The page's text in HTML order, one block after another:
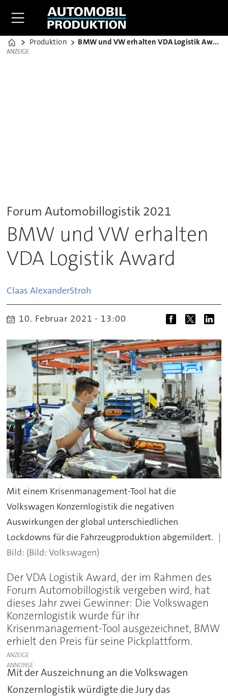
Home
Produktion BMW und VW erhalten VDA Logistik Award
ANZEIGE
ANZEIGE
Forum Automobillogistik 2021
BMW und VW erhalten
VDA Logistik Award
Claas AlexanderStroh
10. Februar 2021 - 13:00
Mit einem Krisenmanagement-Tool hat die
Volkswagen Konzernlogistik die negativen
Auswirkungen der global unterschiedlichen
Lockdowns für die Fahrzeugproduktion abgemildert.
(Bild: Volkswagen)
Der VDA Logistik Award, der im Rahmen des
Forum Automobillogistik vergeben wird, hat
dieses Jahr zwei Gewinner: Die Volkswagen
Konzernlogistik wurde für ihr
Krisenmanagement-Tool ausgezeichnet, BMW
erhielt den Preis für seine Pickplattform.
ANZEIGE
Mit der Auszeichnung an die Volkswagen
Konzernlogistik würdigte die Jury das